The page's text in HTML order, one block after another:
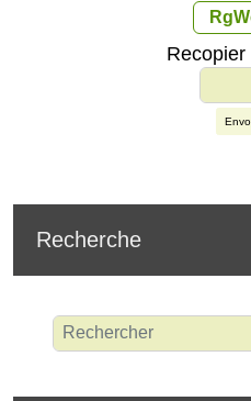
Recopier
Recherche